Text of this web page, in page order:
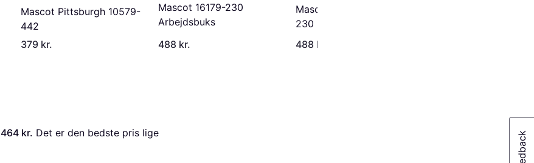
Mascot Pittsburgh 10579-
442
379 kr.
Mascot 16179-230
Arbejdsbuks
488 kr.
Mascot Ingolstadt 16279-
230
488 kr.
464 kr. Det er den bedste pris lige